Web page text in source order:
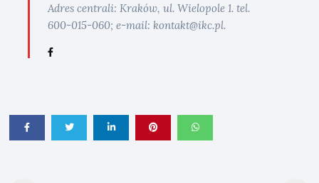
Adres centrali: Kraków, ul. Wielopole 1. tel.
600-015-060; e-mail: kontakt@ikc.pl.